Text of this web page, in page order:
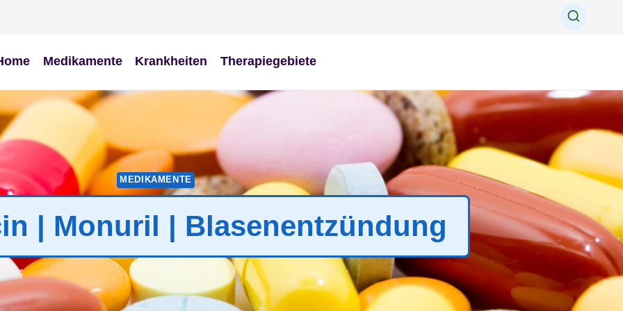
Medikamente Krankheiten Therapiegebiete
MEDIKAMENTE
| Monuril | Blasenentzündung